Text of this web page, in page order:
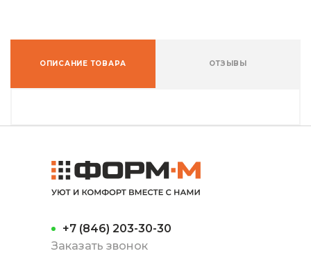
ОПИСАНИЕ ТОВАРА ОТЗЫВЫ
+7 (846) 203-30-30
Заказать звонок